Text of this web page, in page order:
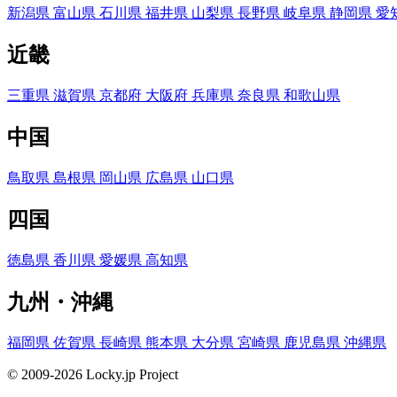
新潟県 富山県 石川県 福井県 山梨県 長野県 岐阜県 静岡県 愛
近畿
三重県 滋賀県 京都府 大阪府 兵庫県 奈良県 和歌山県
中国
鳥取県 島根県 岡山県 広島県 山口県
四国
徳島県 香川県 愛媛県 高知県
九州・沖縄
福岡県 佐賀県 長崎県 熊本県 大分県 宮崎県 鹿児島県 沖縄県
© 2009-2026 Locky.jp Project